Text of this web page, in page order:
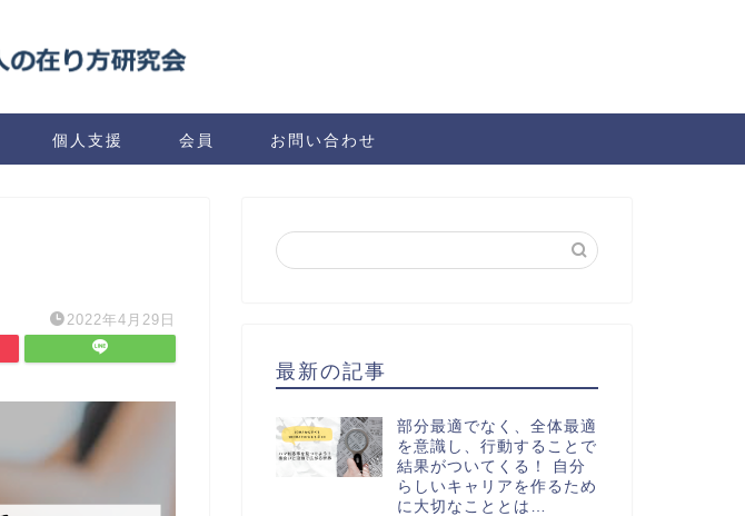
個人支援 会員 お問い合わせ
2022年4月29日
最新の記事
部分最適でなく、全体最適
を意識し、行動することで
結果がついてくる！ 自分
らしいキャリアを作るため
に大切なこととは…